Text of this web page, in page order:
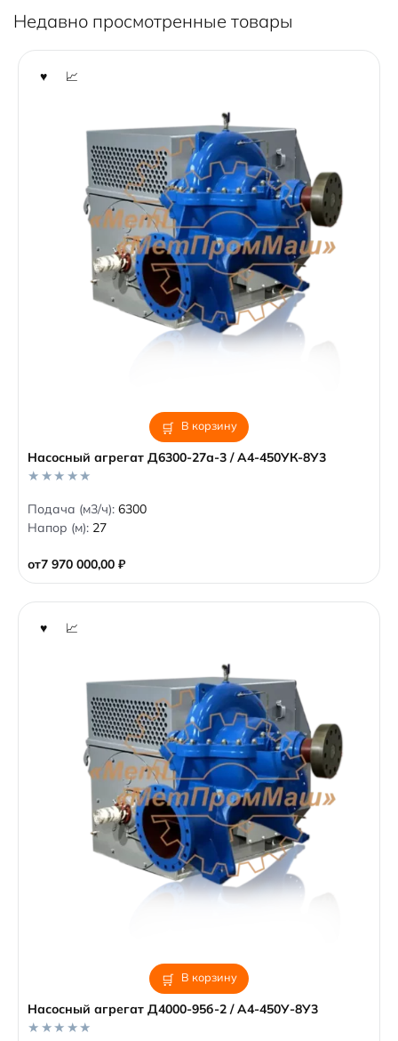
Недавно просмотренные товары
В корзину
Насосный агрегат Д6300-27а-3 / А4-450УК-8У3
от7 970 000,00 ₽
0
o
u
f
5
Подача (м3/ч): 6300
Напор (м): 27
В корзину
Насосный агрегат Д4000-95б-2 / А4-450У-8У3